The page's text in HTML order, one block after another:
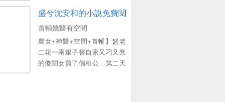
一模一樣，他寵妻成狂，寵的
就是她呀！[海彤戰胤] 海彤戰
胤免費閱讀。
婚協議。 葉佳禾明白，陸景墨
是要給他的白月光一個名分。
而自己在他眼裡，隻是一個被
彆的男人侮辱過的殘缺品。
“陸景墨，你死了這條心，有我
在，那女人永遠都彆想進陸
盛兮沈安和的小說免費閱讀
首輔嬌醫有空間
農女+神醫+空間+首輔】盛老
二花一兩銀子替自家又刁又蠢
的傻閨女買了個相公，第二天